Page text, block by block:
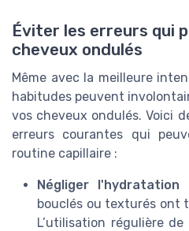
Éviter les erreurs qui
cheveux ondulés
Même avec la meilleure
habitudes peuvent
vos cheveux ondulés. Voici
erreurs courantes qui
routine capillaire :
Négliger l'hydratation
bouclés ou texturés ont
L’utilisation régulière